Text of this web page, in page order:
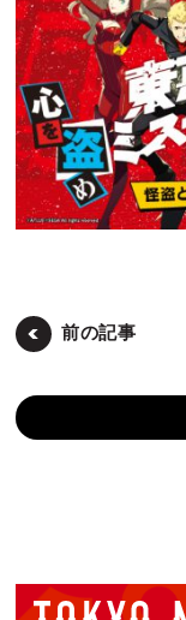
前の記事